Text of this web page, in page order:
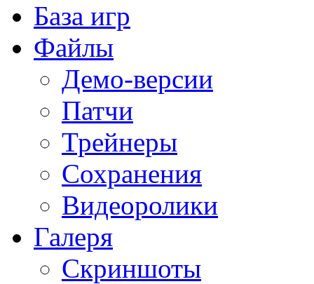
База игр
Файлы
Демо-версии
Патчи
Трейнеры
Сохранения
Видеоролики
Галеря
Скриншоты